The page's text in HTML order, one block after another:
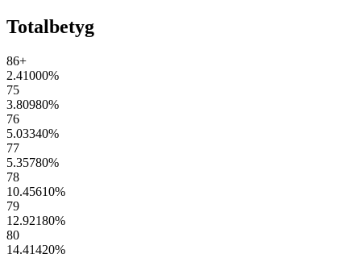
Totalbetyg
86+
2.41000%
75
3.80980%
76
5.03340%
77
5.35780%
78
10.45610%
79
12.92180%
80
14.41420%